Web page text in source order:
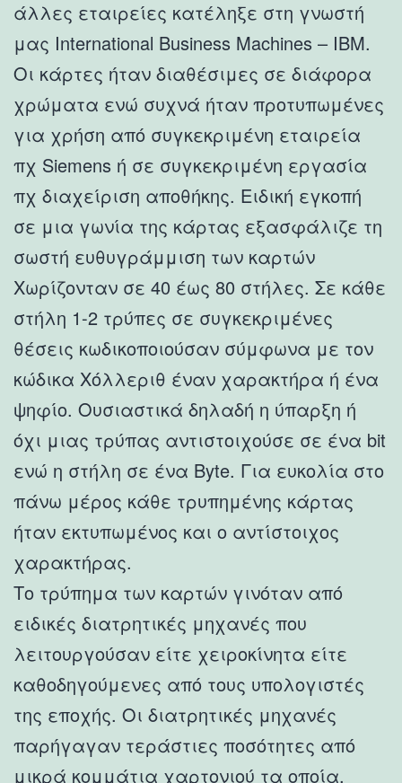
άλλες εταιρείες κατέληξε στη γνωστή
μας International Business Machines – IBM.
Οι κάρτες ήταν διαθέσιμες σε διάφορα
χρώματα ενώ συχνά ήταν προτυπωμένες
για χρήση από συγκεκριμένη εταιρεία
πχ Siemens ή σε συγκεκριμένη εργασία
πχ διαχείριση αποθήκης. Ειδική εγκοπή
σε μια γωνία της κάρτας εξασφάλιζε τη
σωστή ευθυγράμμιση των καρτών
Χωρίζονταν σε 40 έως 80 στήλες. Σε κάθε
στήλη 1-2 τρύπες σε συγκεκριμένες
θέσεις κωδικοποιούσαν σύμφωνα με τον
κώδικα Χόλλεριθ έναν χαρακτήρα ή ένα
ψηφίο. Ουσιαστικά δηλαδή η ύπαρξη ή
όχι μιας τρύπας αντιστοιχούσε σε ένα bit
ενώ η στήλη σε ένα Byte. Για ευκολία στο
πάνω μέρος κάθε τρυπημένης κάρτας
ήταν εκτυπωμένος και ο αντίστοιχος
χαρακτήρας.
Το τρύπημα των καρτών γινόταν από
ειδικές διατρητικές μηχανές που
λειτουργούσαν είτε χειροκίνητα είτε
καθοδηγούμενες από τους υπολογιστές
της εποχής. Οι διατρητικές μηχανές
παρήγαγαν τεράστιες ποσότητες από
μικρά κομμάτια χαρτονιού τα οποία,